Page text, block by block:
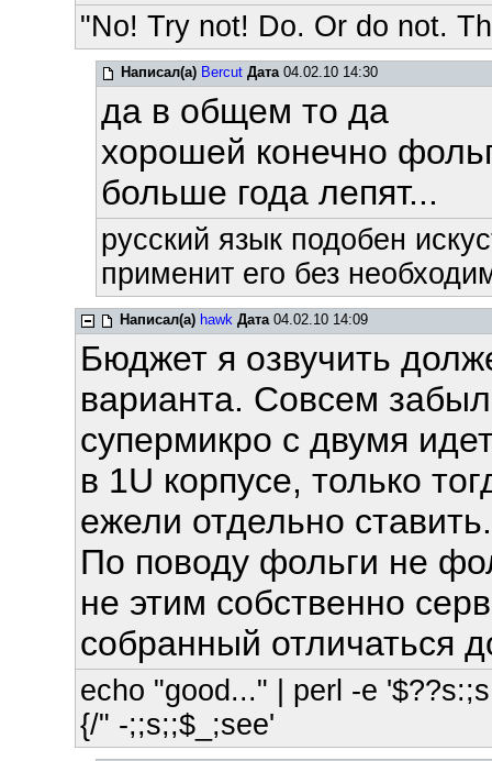
"No! Try not! Do. Or do not.
Написал(а) Bercut Дата04.02.10 14:30
да в общем то да
хорошей конечно
больше года лепят...
русский язык подобен
применит его без
Написал(а) hawk Дата04.02.10 14:09
Бюджет я озвучить
варианта. Совсем
супермикро с двумя
в 1U корпусе, только
ежели отдельно ставить.
По поводу фольги не
не этим собственно
собранный отличаться
echo "good..." | perl -e
{/" -;;s;;$_;see'